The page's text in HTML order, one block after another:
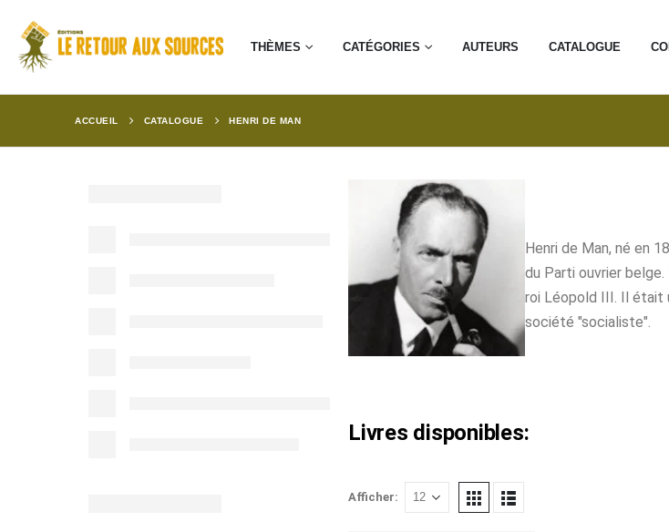
THÈMES CATÉGORIES AUTEURS CATALOGUE
ACCUEIL CATALOGUE HENRI DE MAN
Henri de Man, né en
du Parti ouvrier
roi Léopold III. Il était
société "socialiste".
Livres disponibles:
Afficher: